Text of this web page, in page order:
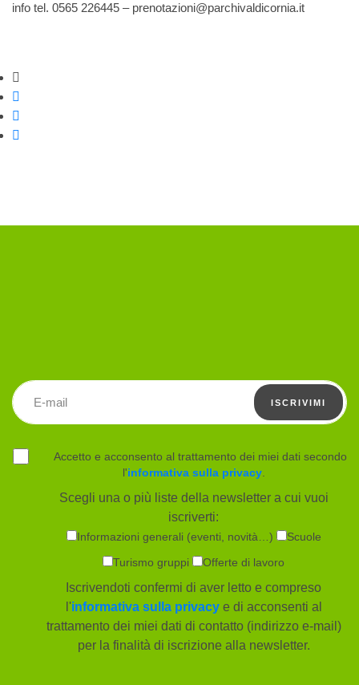
info tel. 0565 226445 – prenotazioni@parchivaldicornia.it
Strumenti di condivisione
ISCRIVIMI
Accetto e acconsento al trattamento dei miei dati secondo
l'informativa sulla privacy.
Scegli una o più liste della newsletter a cui vuoi
iscriverti:
Informazioni generali (eventi, novità…)
Scuole
Turismo gruppi
Offerte di lavoro
Iscrivendoti confermi di aver letto e compreso
l'informativa sulla privacye di acconsenti al
trattamento dei miei dati di contatto (indirizzo e-mail)
per la finalità di iscrizione alla newsletter.